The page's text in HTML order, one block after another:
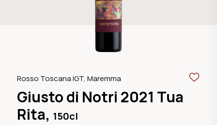
Rosso Toscana IGT, Maremma
Giusto di Notri 2021 Tua
Rita, 150cl